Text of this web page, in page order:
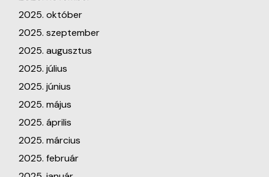
2025. október
2025. szeptember
2025. augusztus
2025. július
2025. június
2025. május
2025. április
2025. március
2025. február